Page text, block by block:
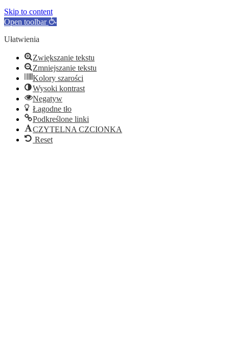
Skip to content
Open toolbar
Ułatwienia
Zwiększanie tekstu
Zmniejszanie tekstu
Kolory szarości
Wysoki kontrast
Negatyw
Łagodne tło
Podkreślone linki
CZYTELNA CZCIONKA
Reset